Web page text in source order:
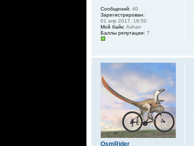
Сообщений: 40
Зарегистрирован:
01 апр 2017, 18:50
Мой байк: Ashan
Баллы репутации: 7
OsmRider